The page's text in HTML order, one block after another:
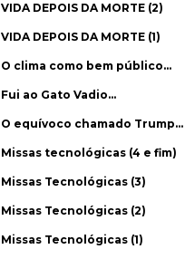
VIDA DEPOIS DA MORTE (2)
VIDA DEPOIS DA MORTE (1)
O clima como bem público…
Fui ao Gato Vadio…
O equívoco chamado Trump…
Missas tecnológicas (4 e fim)
Missas Tecnológicas (3)
Missas Tecnológicas (2)
Missas Tecnológicas (1)